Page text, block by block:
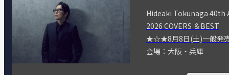
Hideaki Tokunaga 40th
2026 COVERS ＆BEST
★☆★8月8日(土)一般
会場：大阪・兵庫